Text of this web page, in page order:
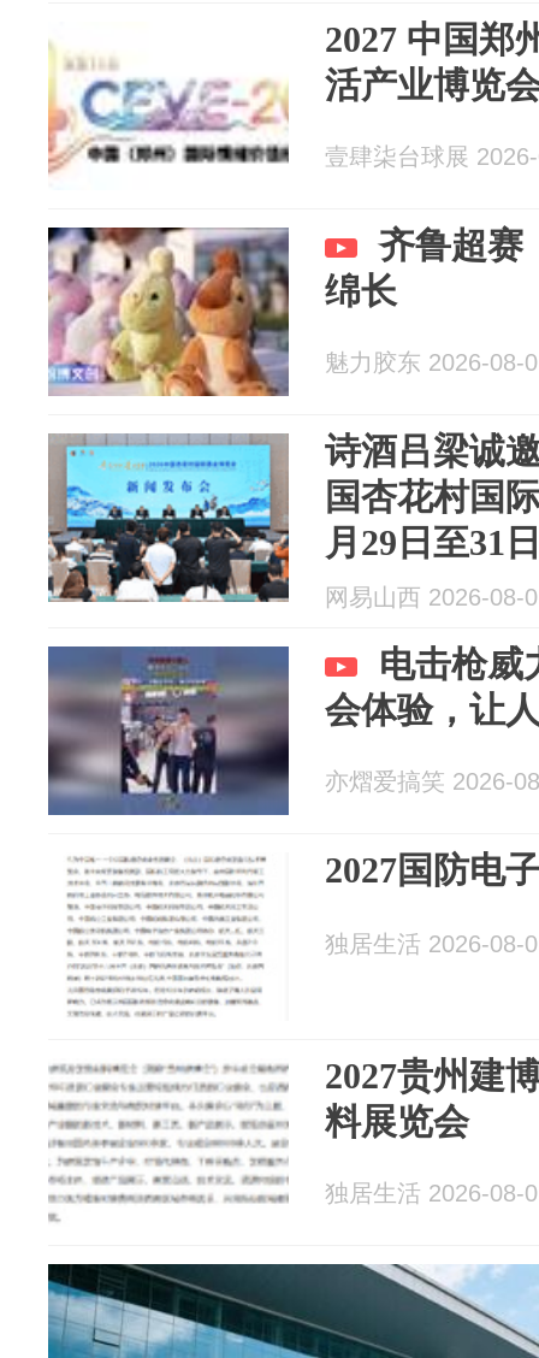
2027 中国郑
活产业博览
壹肆柒台球展
齐鲁超赛
绵长
魅力胶东 2026-08-
诗酒吕梁诚
国杏花村国
月29日至31
网易山西 2026-08-
电击枪威
会体验，让
亦熠爱搞笑 2026-
2027国防电
独居生活 2026-08-
2027贵州建
料展览会
独居生活 2026-08-